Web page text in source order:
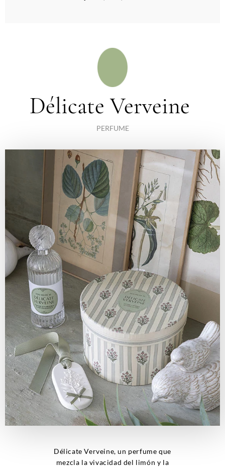
Délicate Verveine
PERFUME
Délicate Verveine, un perfume que
mezcla la vivacidad del limón y la